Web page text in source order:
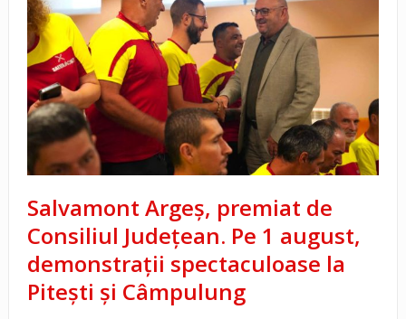
Salvamont Argeș, premiat de
Consiliul Județean. Pe 1 august,
demonstrații spectaculoase la
Pitești și Câmpulung